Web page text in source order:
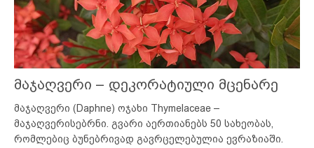
მაჯაღვერი – დეკორატიული მცენარე
მაჯაღვერი (Daphne) ოჯახი Thymelaceae –
მაჯაღვერისებრნი. გვარი აერთიანებს 50 სახეობას,
რომლებიც ბუნებრივად გავრცელებულია ევრაზიაში.